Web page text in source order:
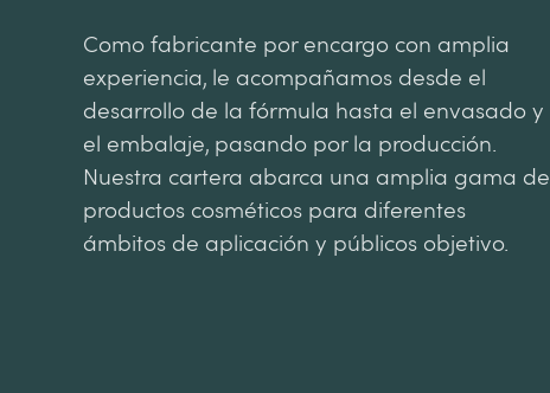
Como fabricante por encargo con amplia
experiencia, le acompañamos desde el
desarrollo de la fórmula hasta el envasado y
el embalaje, pasando por la producción.
Nuestra cartera abarca una amplia gama de
productos cosméticos para diferentes
ámbitos de aplicación y públicos objetivo.